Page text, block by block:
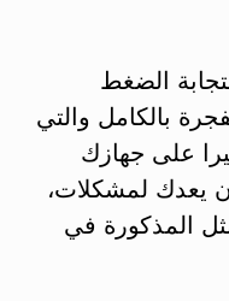
الضغط
بالكامل والتي
على جهازك
يعدك لمشكلات،
المذكورة في